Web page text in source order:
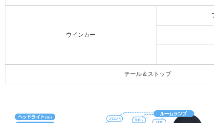
ウインカー
フ
テール＆ストップ